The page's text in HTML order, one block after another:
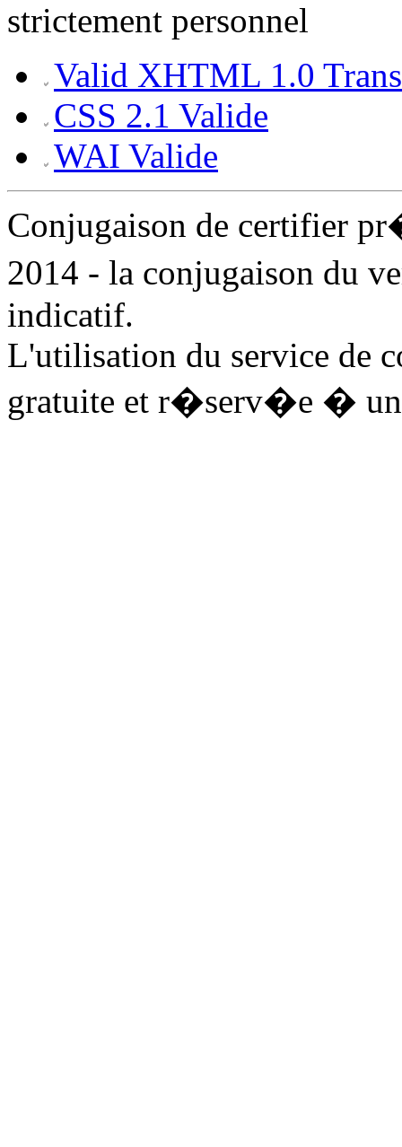
strictement personnel
Valid XHTML 1.0
CSS 2.1 Valide
WAI Valide
Conjugaison de certifier
2014 - la conjugaison du
indicatif.
L'utilisation du service de
gratuite et r�serv�e � un